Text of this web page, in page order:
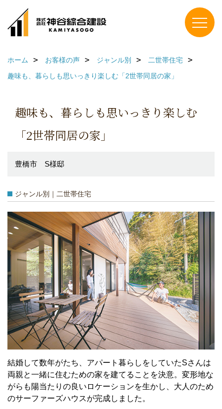
ホーム お客様の声 ジャンル別
二世帯住宅
趣味も、暮らしも思いっきり楽しむ「2世帯同居の家」
趣味も、暮らしも思いっきり楽しむ
「2世帯同居の家」
豊橋市 S様邸
ジャンル別｜二世帯住宅
結婚して数年がたち、アパート暮らしをしていたSさんは
両親と一緒に住むための家を建てることを決意。変形地な
がらも陽当たりの良いロケーションを生かし、大人のため
のサーファーズハウスが完成しました。